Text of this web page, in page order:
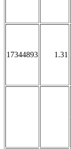
17344893 1.31